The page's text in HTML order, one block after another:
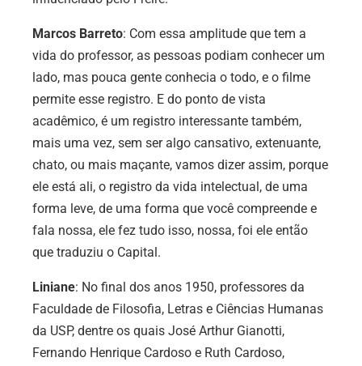
Marcos Barreto: Com essa amplitude que tem a
vida do professor, as pessoas podiam conhecer um
lado, mas pouca gente conhecia o todo, e o filme
permite esse registro. E do ponto de vista
acadêmico, é um registro interessante também,
mais uma vez, sem ser algo cansativo, extenuante,
chato, ou mais maçante, vamos dizer assim, porque
ele está ali, o registro da vida intelectual, de uma
forma leve, de uma forma que você compreende e
fala nossa, ele fez tudo isso, nossa, foi ele então
que traduziu o Capital.
Liniane: No final dos anos 1950, professores da
Faculdade de Filosofia, Letras e Ciências Humanas
da USP, dentre os quais José Arthur Gianotti,
Fernando Henrique Cardoso e Ruth Cardoso,